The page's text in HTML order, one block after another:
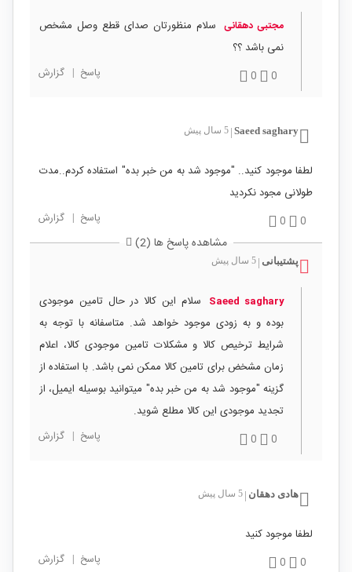
مجتبی دهقانی سلام منظورتان صدای قطع وصل مشخص
نمی باشد ؟؟
0
0 پاسخ | گزارش
Saeed saghary
| 5 سال پیش
لطفا موجود کنید.. "موجود شد به من خبر بده" استفاده کردم..مدت
طولانی مجود نکردید
0
0 پاسخ | گزارش
مشاهده پاسخ ها (2)
پشتیبانی | 5 سال پیش
Saeed saghary سلام این کالا در حال تامین موجودی
بوده و به زودی موجود خواهد شد. متاسفانه با توجه به
شرایط ترخیص کالا و مشکلات تامین موجودی کالا، اعلام
زمان مشخض برای تامین کالا ممکن نمی باشد. با استفاده از
گزینه "موجود شد به من خبر بده" میتوانید بوسیله ایمیل، از
تجدید موجودی این کالا مطلع شوید.
0
0 پاسخ | گزارش
هادی دهقان | 5 سال پیش
لطفا موجود کنید
0
0 پاسخ | گزارش